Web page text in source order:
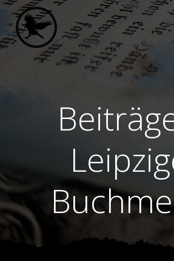
Zum
Inhalt
springen